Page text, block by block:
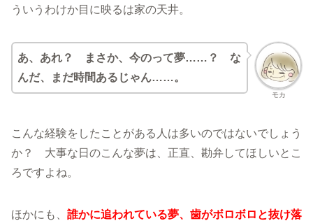
ういうわけか目に映るは家の天井。
モカ
あ、あれ？ まさか、今のって夢……？ な
んだ、まだ時間あるじゃん……。
こんな経験をしたことがある人は多いのではないでしょう
か？ 大事な日のこんな夢は、正直、勘弁してほしいとこ
ろですよね。
ほかにも、 誰かに追われている夢、歯がボロボロと抜け落